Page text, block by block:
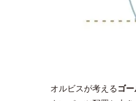
オルビスが考えるゴ